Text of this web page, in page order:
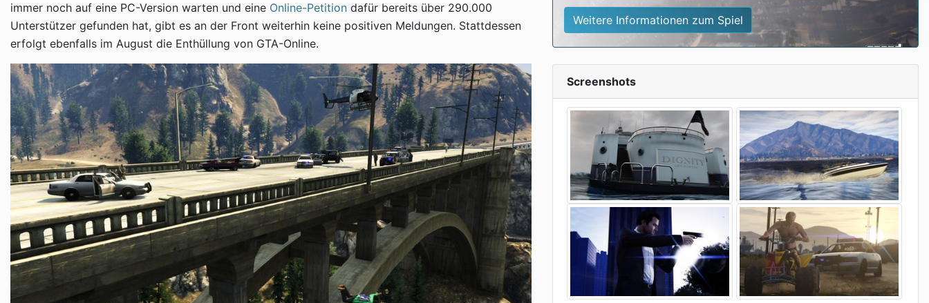
immer noch auf eine PC-Version warten und eine Online-Petition dafür bereits über 290.000
Unterstützer gefunden hat, gibt es an der Front weiterhin keine positiven Meldungen. Stattdessen
erfolgt ebenfalls im August die Enthüllung von GTA-Online.
Weitere Informationen zum Spiel
Screenshots